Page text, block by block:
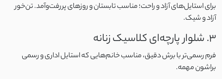
نخ و پنبه اسلپ
کرپ ژورژت
مایو
برای استایل‌های آزاد و راحت؛ مناسب تابستان و روزهای پررفت‌وآمد. تن‌خور
آزاد و شیک.
3. شلوار پارچه‌ای کلاسیک زنانه
فرم رسمی‌تر با برش دقیق، مناسب خانم‌هایی که استایل اداری و رسمی
براشون مهمه.